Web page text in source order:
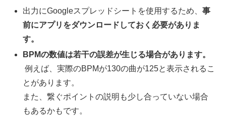
出力にGoogleスプレッドシートを使用するため、事
前にアプリをダウンロードしておく必要がありま
す。
BPMの数値は若干の誤差が生じる場合があります。
例えば、実際のBPMが130の曲が125と表示されるこ
とがあります。
また、繋ぐポイントの説明も少し合っていない場合
もあるかもです。